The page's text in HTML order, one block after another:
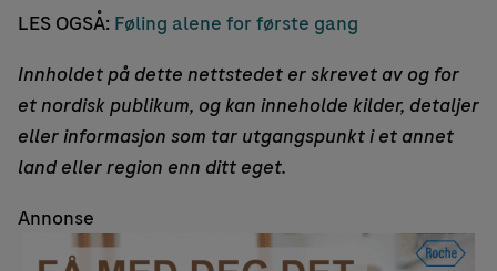
LES OGSÅ: Føling alene for første gang
Innholdet på dette nettstedet er skrevet av og for
et nordisk publikum, og kan inneholde kilder, detaljer
eller informasjon som tar utgangspunkt i et annet
land eller region enn ditt eget.
Annonse